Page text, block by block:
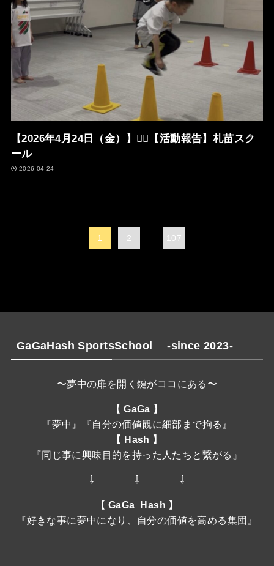
【2026年4月24日（金）】🏃‍♂️【活動報告】札苗スク
ール
2026-04-24
1 2 ... 107
GaGaHash SportsSchool -since 2023-
〜夢中の扉を開く鍵がココにある〜
【 GaGa 】
『夢中』『自分の価値観に細部まで拘る』
【 Hash 】
『同じ事に興味目的を持った人たちと繋がる』
⇩ ⇩ ⇩
【 GaGa Hash 】
『好きな事に夢中になり、自分の価値を高める集団』